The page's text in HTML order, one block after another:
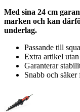
Med sina 24 cm
marken och kan
underlag.
Passande till
Extra artikel
Garanterar
Snabb och